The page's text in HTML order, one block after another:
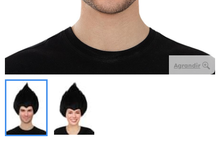
Agrandir